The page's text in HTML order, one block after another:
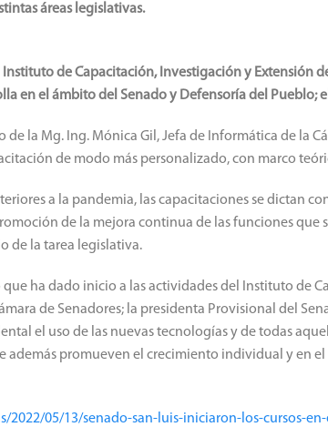
áreas legislativas.
de Capacitación, Investigación y Extensión
en el ámbito del Senado y Defensoría del Pueblo;
de la Mg. Ing. Mónica Gil, Jefa de Informática de la
de modo más personalizado, con marco
a la pandemia, las capacitaciones se dictan
de la mejora continua de las funciones que
de la tarea legislativa.
que ha dado inicio a las actividades del Instituto de
de Senadores; la presidenta Provisional del
el uso de las nuevas tecnologías y de todas
además promueven el crecimiento individual y en
2022/05/13/senado-san-luis-iniciaron-los-cursos-